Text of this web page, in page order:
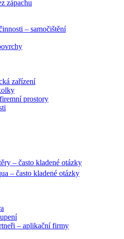
zápachu
– samočištění
zařízení
prostory
– často kladené otázky
– často kladené otázky
– aplikační firmy